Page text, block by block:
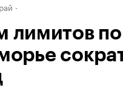
лимитов